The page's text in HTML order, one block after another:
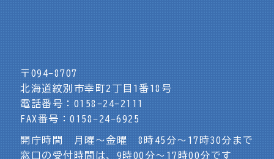
〒094-8707
北海道紋別市幸町2丁目1番18号
電話番号：0158-24-2111
FAX番号：0158-24-6925
開庁時間 月曜～金曜 8時45分～17時30分まで
窓口の受付時間は、9時00分～17時00分です